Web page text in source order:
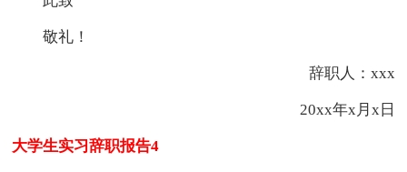
敬礼！
辞职人：xxx
20xx年x月x日
大学生实习辞职报告4